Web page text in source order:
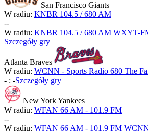
San Francisco Giants
W radiu: KNBR 104.5 / 680 AM
--
W radiu: KNBR 104.5 / 680 AM WXYT-
Szczegóły gry
Atlanta Braves
W radiu: WCNN - Sports Radio 680 The
- : -Szczegóły gry
New York Yankees
W radiu: WFAN 66 AM - 101.9 FM
--
W radiu: WFAN 66 AM - 101.9 FM